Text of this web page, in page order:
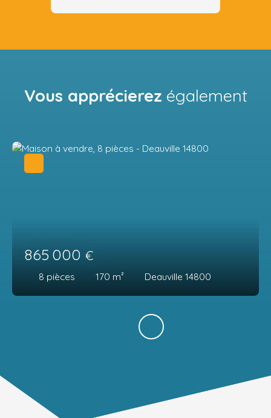
Vous apprécierez également
865 000 €
8 pièces 170 m² Deauville 14800